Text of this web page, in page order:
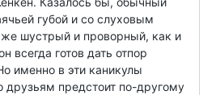
губой и со слуховым
же шустрый и проворный, как и
всегда готов дать отпор
именно в эти каникулы
друзьям предстоит по-другому